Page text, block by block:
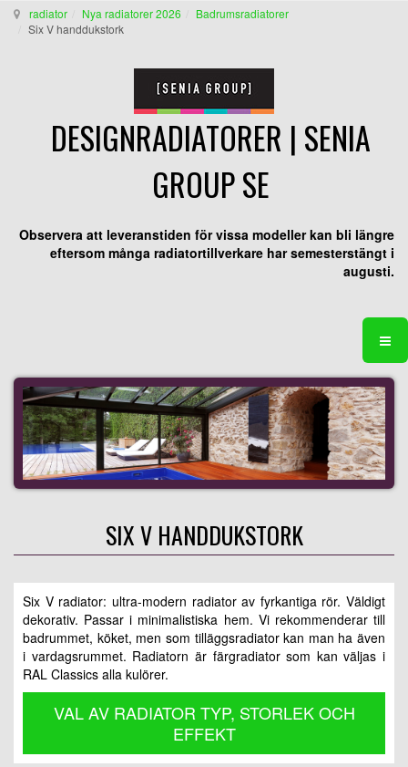
radiator Nya radiatorer 2026
Badrumsradiatorer
Six V handdukstork
DESIGNRADIATORER | SENIA
GROUP SE
Observera att leveranstiden för vissa modeller kan bli längre
eftersom många radiatortillverkare har semesterstängt i
augusti.
SIX V HANDDUKSTORK
Six V radiator: ultra-modern radiator av fyrkantiga rör. Väldigt
dekorativ. Passar i minimalistiska hem. Vi rekommenderar till
badrummet, köket, men som tilläggsradiator kan man ha även
i vardagsrummet. Radiatorn är färgradiator som kan väljas i
RAL Classics alla kulörer.
VAL AV RADIATOR TYP, STORLEK OCH
EFFEKT